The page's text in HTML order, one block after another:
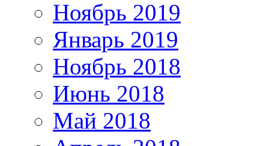
Ноябрь 2019
Январь 2019
Ноябрь 2018
Июнь 2018
Май 2018